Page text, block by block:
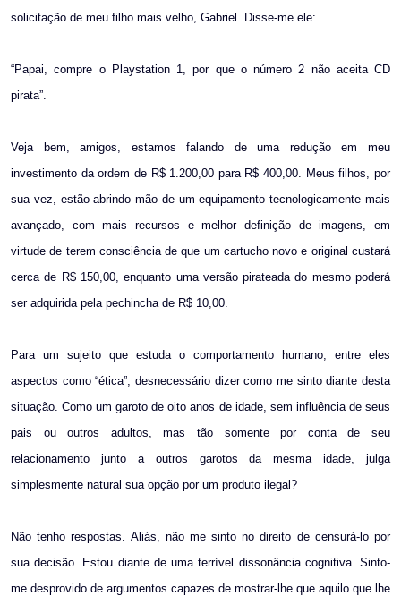
solicitação de meu filho mais velho, Gabriel. Disse-me ele:
“Papai, compre o Playstation 1, por que o número 2 não aceita CD
pirata”.
Veja bem, amigos, estamos falando de uma redução em meu
investimento da ordem de R$ 1.200,00 para R$ 400,00. Meus filhos, por
sua vez, estão abrindo mão de um equipamento tecnologicamente mais
avançado, com mais recursos e melhor definição de imagens, em
virtude de terem consciência de que um cartucho novo e original custará
cerca de R$ 150,00, enquanto uma versão pirateada do mesmo poderá
ser adquirida pela pechincha de R$ 10,00.
Para um sujeito que estuda o comportamento humano, entre eles
aspectos como “ética”, desnecessário dizer como me sinto diante desta
situação. Como um garoto de oito anos de idade, sem influência de seus
pais ou outros adultos, mas tão somente por conta de seu
relacionamento junto a outros garotos da mesma idade, julga
simplesmente natural sua opção por um produto ilegal?
Não tenho respostas. Aliás, não me sinto no direito de censurá-lo por
sua decisão. Estou diante de uma terrível dissonância cognitiva. Sinto-
me desprovido de argumentos capazes de mostrar-lhe que aquilo que lhe